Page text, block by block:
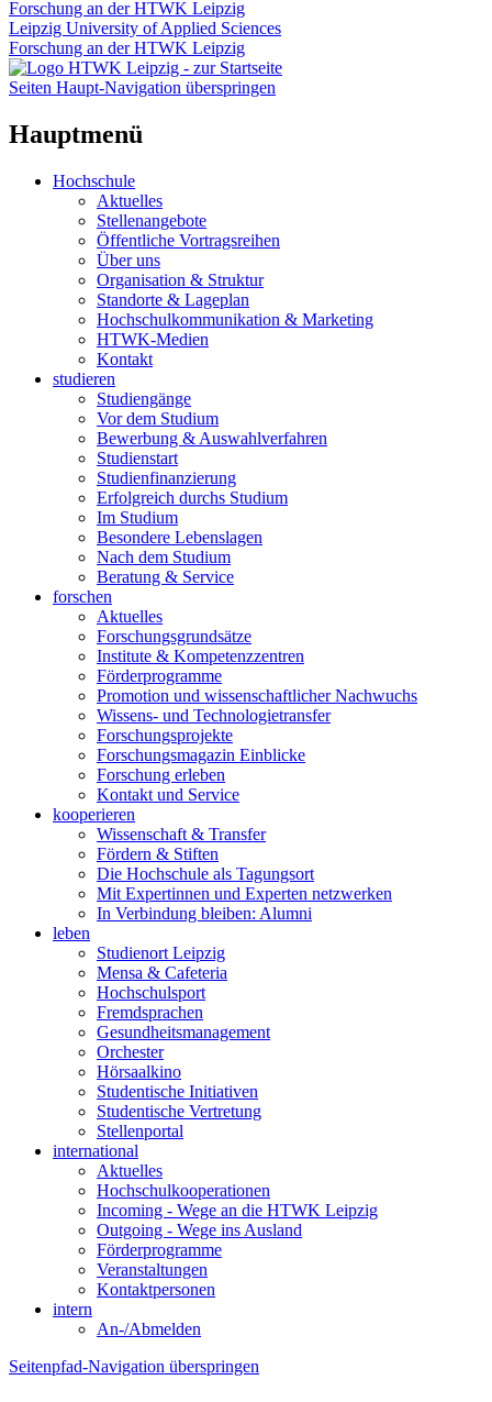
Forschung an der HTWK Leipzig
Leipzig University of Applied Sciences
Forschung an der HTWK Leipzig
Seiten Haupt-Navigation überspringen
Hauptmenü
Hochschule
Aktuelles
Stellenangebote
Öffentliche Vortragsreihen
Über uns
Organisation & Struktur
Standorte & Lageplan
Hochschulkommunikation & Marketing
HTWK-Medien
Kontakt
studieren
Studiengänge
Vor dem Studium
Bewerbung & Auswahlverfahren
Studienstart
Studienfinanzierung
Erfolgreich durchs Studium
Im Studium
Besondere Lebenslagen
Nach dem Studium
Beratung & Service
forschen
Aktuelles
Forschungsgrundsätze
Institute & Kompetenzzentren
Förderprogramme
Promotion und wissenschaftlicher Nachwuchs
Wissens- und Technologietransfer
Forschungsprojekte
Forschungsmagazin Einblicke
Forschung erleben
Kontakt und Service
kooperieren
Wissenschaft & Transfer
Fördern & Stiften
Die Hochschule als Tagungsort
Mit Expertinnen und Experten netzwerken
In Verbindung bleiben: Alumni
leben
Studienort Leipzig
Mensa & Cafeteria
Hochschulsport
Fremdsprachen
Gesundheitsmanagement
Orchester
Hörsaalkino
Studentische Initiativen
Studentische Vertretung
Stellenportal
international
Aktuelles
Hochschulkooperationen
Incoming - Wege an die HTWK Leipzig
Outgoing - Wege ins Ausland
Förderprogramme
Veranstaltungen
Kontaktpersonen
intern
An-/Abmelden
Seitenpfad-Navigation überspringen